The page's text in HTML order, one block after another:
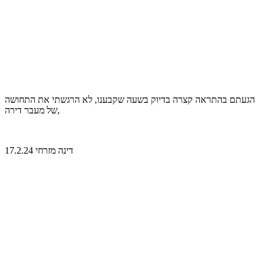
הגעתם בהתראה קצרה בדיוק בשעה שקבענו, לא הרגשתי את התחושה
של מעבר דירה,
דינה מזרחי 17.2.24